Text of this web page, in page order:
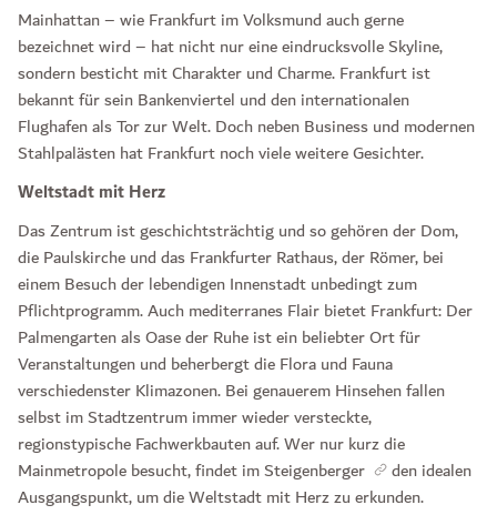
Mainhattan – wie Frankfurt im Volksmund auch gerne
bezeichnet wird – hat nicht nur eine eindrucksvolle Skyline,
sondern besticht mit Charakter und Charme. Frankfurt ist
bekannt für sein Bankenviertel und den internationalen
Flughafen als Tor zur Welt. Doch neben Business und modernen
Stahlpalästen hat Frankfurt noch viele weitere Gesichter.
Weltstadt mit Herz
Das Zentrum ist geschichtsträchtig und so gehören der Dom,
die Paulskirche und das Frankfurter Rathaus, der Römer, bei
einem Besuch der lebendigen Innenstadt unbedingt zum
Pflichtprogramm. Auch mediterranes Flair bietet Frankfurt: Der
Palmengarten als Oase der Ruhe ist ein beliebter Ort für
Veranstaltungen und beherbergt die Flora und Fauna
verschiedenster Klimazonen. Bei genauerem Hinsehen fallen
selbst im Stadtzentrum immer wieder versteckte,
regionstypische Fachwerkbauten auf. Wer nur kurz die
Mainmetropole besucht, findet im Steigenberger
den idealen
Ausgangspunkt, um die Weltstadt mit Herz zu erkunden.